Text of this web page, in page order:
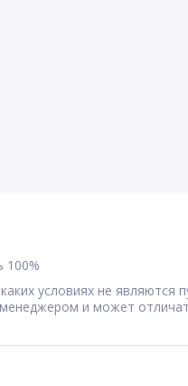
100%
условиях не являются
и может